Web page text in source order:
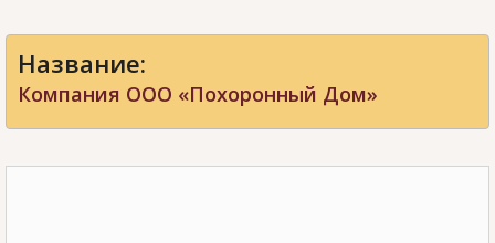
Название:
Компания ООО «Похоронный Дом»